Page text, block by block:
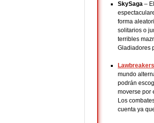
SkySaga –
forma
solitarios o
terribles
Gladiadores
Lawbreakers
mundo
podrán
moverse por
Los
cuenta ya